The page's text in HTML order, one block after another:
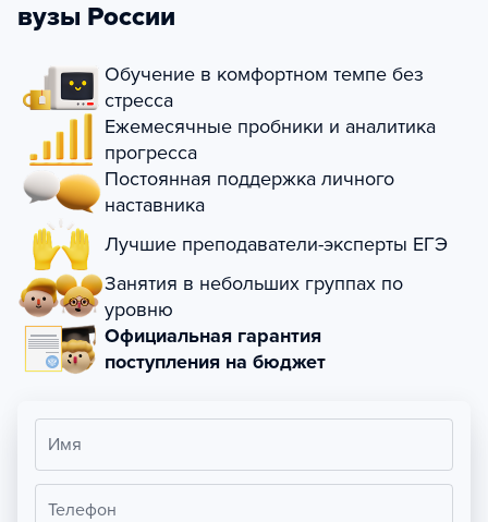
вузы России
Обучение в комфортном темпе без
стресса
Ежемесячные пробники и аналитика
прогресса
Постоянная поддержка личного
наставника
Лучшие преподаватели-эксперты ЕГЭ
Занятия в небольших группах по
уровню
Официальная гарантия
поступления на бюджет
Имя
Телефон